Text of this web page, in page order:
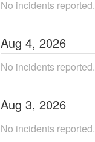
No incidents reported.
Aug 4, 2026
No incidents reported.
Aug 3, 2026
No incidents reported.